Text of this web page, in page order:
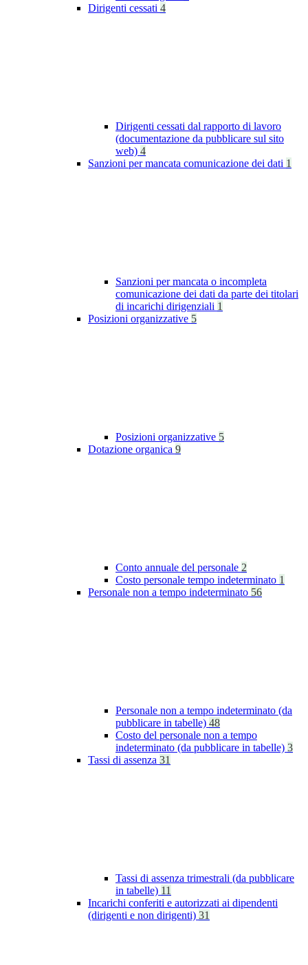
Dirigenti cessati 4
Dirigenti cessati dal rapporto di lavoro
(documentazione da pubblicare sul sito
web) 4
Sanzioni per mancata comunicazione dei dati 1
Sanzioni per mancata o incompleta
comunicazione dei dati da parte dei titolari
di incarichi dirigenziali 1
Posizioni organizzative 5
Posizioni organizzative 5
Dotazione organica 9
Conto annuale del personale 2
Costo personale tempo indeterminato 1
Personale non a tempo indeterminato 56
Personale non a tempo indeterminato (da
pubblicare in tabelle) 48
Costo del personale non a tempo
indeterminato (da pubblicare in tabelle) 3
Tassi di assenza 31
Tassi di assenza trimestrali (da pubblicare
in tabelle) 11
Incarichi conferiti e autorizzati ai dipendenti
(dirigenti e non dirigenti) 31